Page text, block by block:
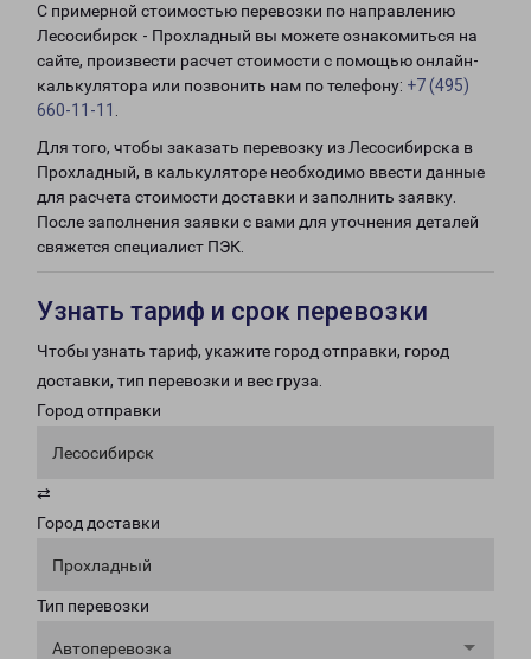
С примерной стоимостью перевозки по направлению
Лесосибирск - Прохладный вы можете ознакомиться на
сайте, произвести расчет стоимости с помощью онлайн-
калькулятора или позвонить нам по телефону: +7 (495)
660-11-11
Для того, чтобы заказать перевозку из Лесосибирска в
Прохладный, в калькуляторе необходимо ввести данные
для расчета стоимости доставки и заполнить заявку.
После заполнения заявки с вами для уточнения деталей
свяжется специалист ПЭК.
Узнать тариф и срок перевозки
Чтобы узнать тариф, укажите город отправки, город
доставки, тип перевозки и вес груза.
Город отправки
Лесосибирск
⇄
Город доставки
Прохладный
Тип перевозки
Автоперевозка